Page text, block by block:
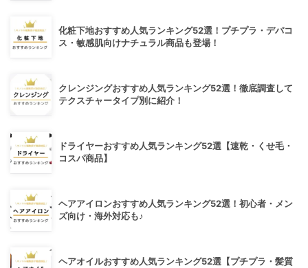
化粧下地おすすめ人気ランキング52選！プチプラ・デパコ
ス・敏感肌向けナチュラル商品も登場！
クレンジングおすすめ人気ランキング52選！徹底調査して
テクスチャータイプ別に紹介！
ドライヤーおすすめ人気ランキング52選【速乾・くせ毛・
コスパ商品】
ヘアアイロンおすすめ人気ランキング52選！初心者・メン
ズ向け・海外対応も♪
ヘアオイルおすすめ人気ランキング52選【プチプラ・髪質